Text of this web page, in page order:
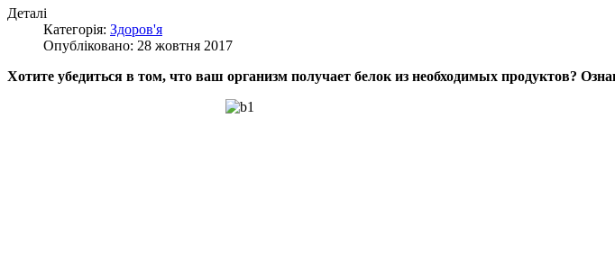
Деталі
Категорія: Здоров'я
Опубліковано: 28 жовтня 2017
Хотите убедиться в том, что ваш организм получает белок из необходимых продуктов?